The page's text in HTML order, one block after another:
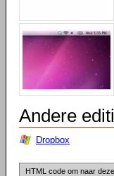
Andere
Dropbox
HTML code om naar